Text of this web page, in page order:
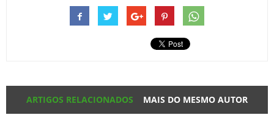
ARTIGOS RELACIONADOS MAIS DO MESMO AUTOR